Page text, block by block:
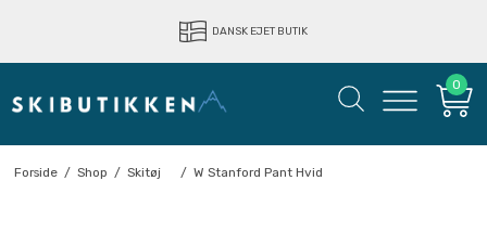
DANSK EJET BUTIK
LYNHURTIG LEVERING
0
Forside / Shop / Skitøj / W Stanford Pant Hvid